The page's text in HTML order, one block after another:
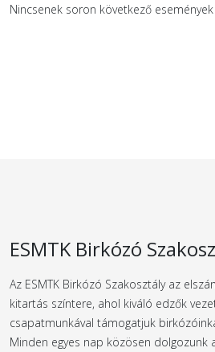
Nincsenek soron következő események
ESMTK Birkózó
Az ESMTK Birkózó Szakosztály az
kitartás színtere, ahol kiváló edzők
csapatmunkával támogatjuk
Minden egyes nap közösen dolgozunk